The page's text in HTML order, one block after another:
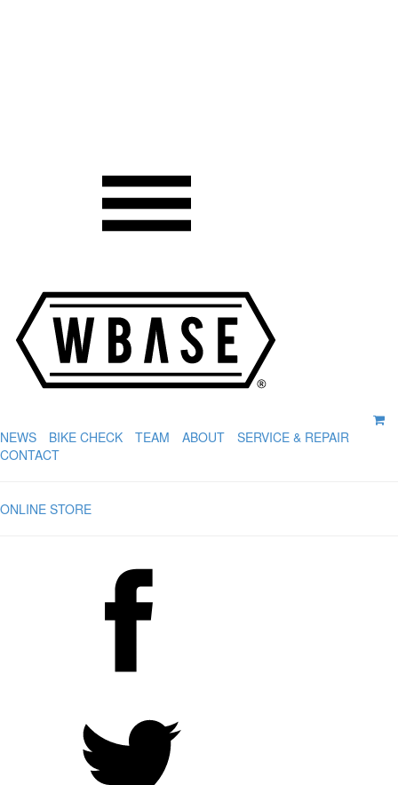
NEWS BIKE CHECK TEAM ABOUT
SERVICE & REPAIR
CONTACT
ONLINE STORE